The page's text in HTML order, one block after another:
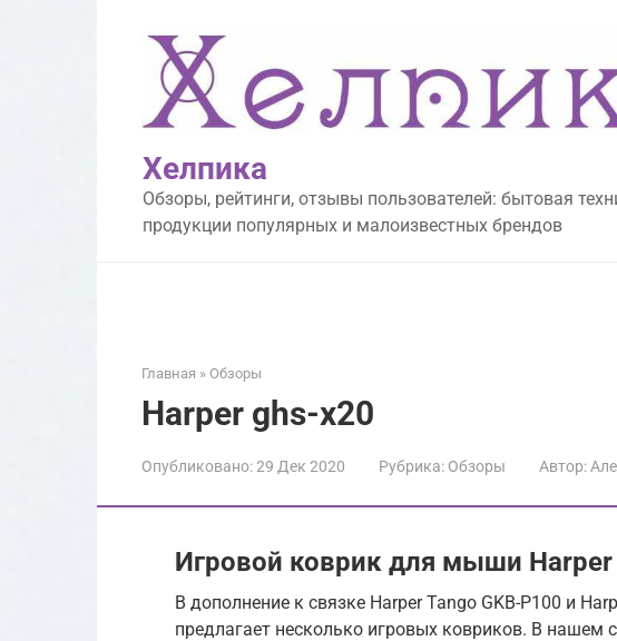
Хелпика
Обзоры, рейтинги, отзывы пользователей: бытовая
продукции популярных и малоизвестных брендов
Главная » Обзоры
Harper ghs-x20
Опубликовано:29 Дек 2020 Рубрика: Обзоры Автор:
Игровой коврик для мыши Harper
В дополнение к связке Harper Tango GKB-P100 и
предлагает несколько игровых ковриков. В нашем